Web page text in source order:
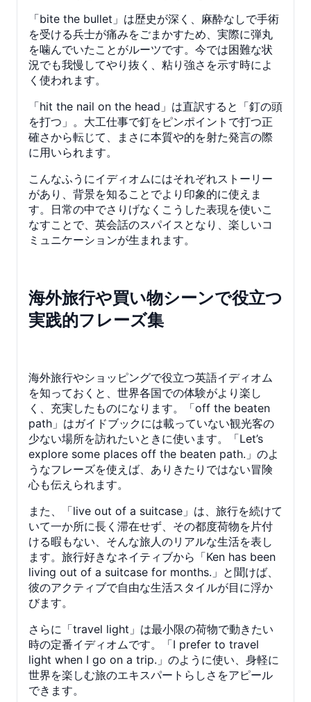
「bite the bullet」は歴史が深く、麻酔なしで手術
を受ける兵士が痛みをごまかすため、実際に弾丸
を噛んでいたことがルーツです。今では困難な状
況でも我慢してやり抜く、粘り強さを示す時によ
く使われます。
「hit the nail on the head」は直訳すると「釘の頭
を打つ」。大工仕事で釘をピンポイントで打つ正
確さから転じて、まさに本質や的を射た発言の際
に用いられます。
こんなふうにイディオムにはそれぞれストーリー
があり、背景を知ることでより印象的に使えま
す。日常の中でさりげなくこうした表現を使いこ
なすことで、英会話のスパイスとなり、楽しいコ
ミュニケーションが生まれます。
海外旅行や買い物シーンで役立つ
実践的フレーズ集
海外旅行やショッピングで役立つ英語イディオム
を知っておくと、世界各国での体験がより楽し
く、充実したものになります。「off the beaten
path」はガイドブックには載っていない観光客の
少ない場所を訪れたいときに使います。「Let’s
explore some places off the beaten path.」のよ
うなフレーズを使えば、ありきたりではない冒険
心も伝えられます。
また、「live out of a suitcase」は、旅行を続けて
いて一か所に長く滞在せず、その都度荷物を片付
ける暇もない、そんな旅人のリアルな生活を表し
ます。旅行好きなネイティブから「Ken has been
living out of a suitcase for months.」と聞けば、
彼のアクティブで自由な生活スタイルが目に浮か
びます。
さらに「travel light」は最小限の荷物で動きたい
時の定番イディオムです。「I prefer to travel
light when I go on a trip.」のように使い、身軽に
世界を楽しむ旅のエキスパートらしさをアピール
できます。